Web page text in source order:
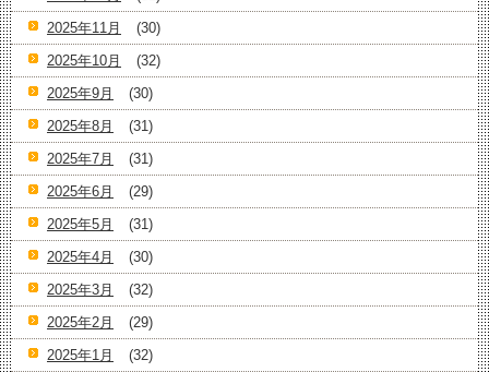
2025年11月
(30)
2025年10月
(32)
2025年9月
(30)
2025年8月
(31)
2025年7月
(31)
2025年6月
(29)
2025年5月
(31)
2025年4月
(30)
2025年3月
(32)
2025年2月
(29)
2025年1月
(32)